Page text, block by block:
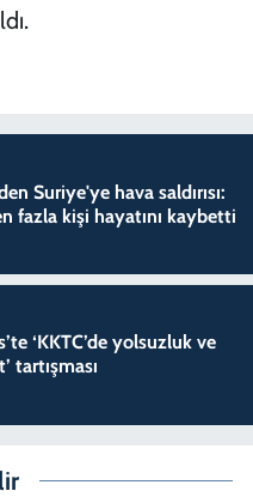
Suriye'ye hava saldırısı:
fazla kişi hayatını kaybetti
‘KKTC’de yolsuzluk ve
tartışması